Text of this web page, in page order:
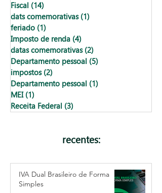
Fiscal (14)
dats comemorativas (1)
feriado (1)
Imposto de renda (4)
datas comemorativas (2)
Departamento pessoal (5)
impostos (2)
Departamento pessoal (1)
MEI (1)
Receita Federal (3)
recentes:
IVA Dual Brasileiro de Forma
Simples